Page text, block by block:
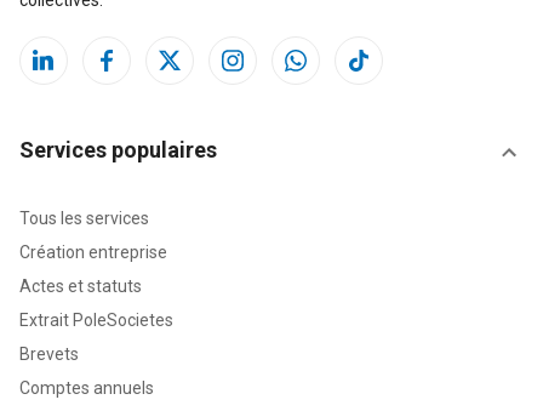
Services populaires
Tous les services
Création entreprise
Actes et statuts
Extrait PoleSocietes
Brevets
Comptes annuels